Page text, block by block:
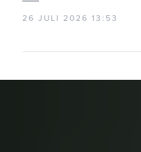
26 JULI 2026 13:53